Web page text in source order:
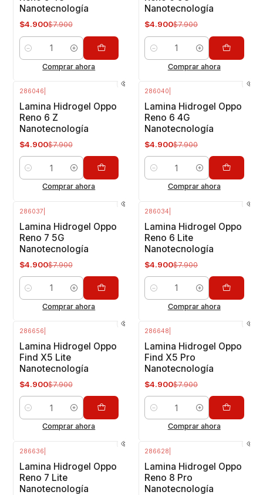
Nanotecnología
$4.900$7.900
Cantidad
Comprar ahora
Nanotecnología
$4.900$7.900
Cantidad
Comprar ahora
286046
Lamina Hidrogel Oppo
Reno 6 Z
Nanotecnología
$4.900$7.900
Cantidad
Comprar ahora
286040
Lamina Hidrogel Oppo
Reno 6 4G
Nanotecnología
$4.900$7.900
Cantidad
Comprar ahora
286037
Lamina Hidrogel Oppo
Reno 7 5G
Nanotecnología
$4.900$7.900
Cantidad
Comprar ahora
286034
Lamina Hidrogel Oppo
Reno 6 Lite
Nanotecnología
$4.900$7.900
Cantidad
Comprar ahora
286656
Lamina Hidrogel Oppo
Find X5 Lite
Nanotecnología
$4.900$7.900
Cantidad
Comprar ahora
286648
Lamina Hidrogel Oppo
Find X5 Pro
Nanotecnología
$4.900$7.900
Cantidad
Comprar ahora
286636
Lamina Hidrogel Oppo
Reno 7 Lite
Nanotecnología
286628
Lamina Hidrogel Oppo
Reno 8 Pro
Nanotecnología